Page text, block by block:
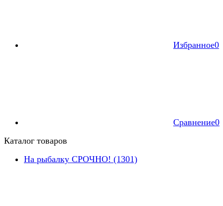
Избранное0
Сравнение0
Каталог товаров
На рыбалку СРОЧНО! (1301)